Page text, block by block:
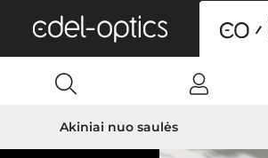
Akiniai nuo saulės